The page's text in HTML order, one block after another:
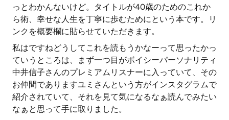
っとわかんないけど。タイトルが40歳のためのこれか
ら術、幸せな人生を丁寧に歩むためにという本です。リ
ンクを概要欄に貼らせていただきます。
私はですねどうしてこれを読もうかなーって思ったかっ
ていうところは、まず一つ目がボイシーパーソナリティ
中井信子さんのプレミアムリスナーに入っていて、その
お仲間でありますユミさんという方がインスタグラムで
紹介されていて、それを見て気になるなぁ読んでみたい
なぁと思って手に取りました。